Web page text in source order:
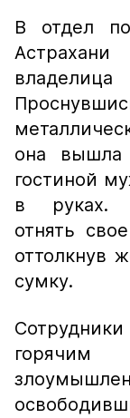
В отдел
она
гостиной
в руках.
отнять
оттолкнув
сумку.